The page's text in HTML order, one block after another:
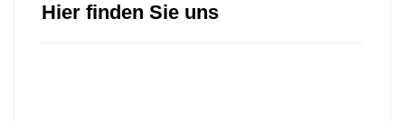
Hier finden Sie uns